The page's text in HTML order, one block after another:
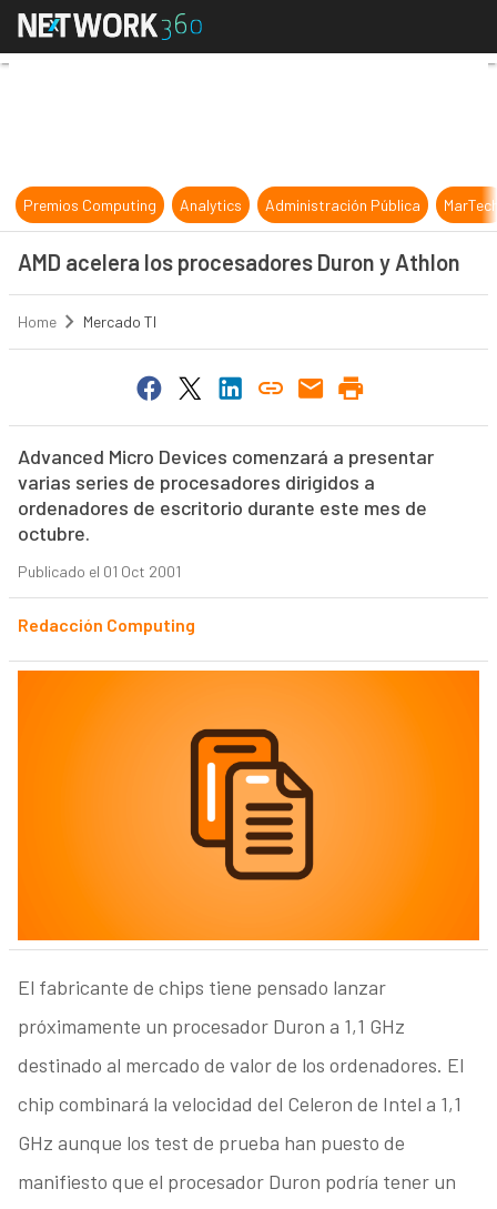
AMD acelera los procesadores
Premios Computing Analytics Administración Pública
AMD acelera los procesadores Duron y Athlon
Home Mercado TI
Advanced Micro Devices comenzará a presentar
varias series de procesadores dirigidos a
ordenadores de escritorio durante este mes de
octubre.
Publicado el 01 Oct 2001
Redacción Computing
El fabricante de chips tiene pensado lanzar
próximamente un procesador Duron a 1,1 GHz
destinado al mercado de valor de los ordenadores. El
chip combinará la velocidad del Celeron de Intel a 1,1
GHz aunque los test de prueba han puesto de
manifiesto que el procesador Duron podría tener un